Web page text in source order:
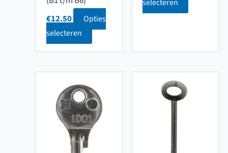
€12.50
Opties
selecteren
selecteren